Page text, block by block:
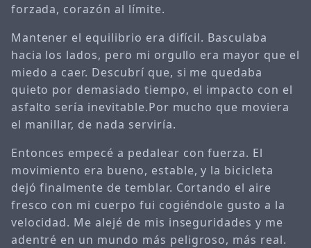
forzada, corazón al límite.
Mantener el equilibrio era difícil. Basculaba
hacia los lados, pero mi orgullo era mayor que el
miedo a caer. Descubrí que, si me quedaba
quieto por demasiado tiempo, el impacto con el
asfalto sería inevitable.Por mucho que moviera
el manillar, de nada serviría.
Entonces empecé a pedalear con fuerza. El
movimiento era bueno, estable, y la bicicleta
dejó finalmente de temblar. Cortando el aire
fresco con mi cuerpo fui cogiéndole gusto a la
velocidad. Me alejé de mis inseguridades y me
adentré en un mundo más peligroso, más real.